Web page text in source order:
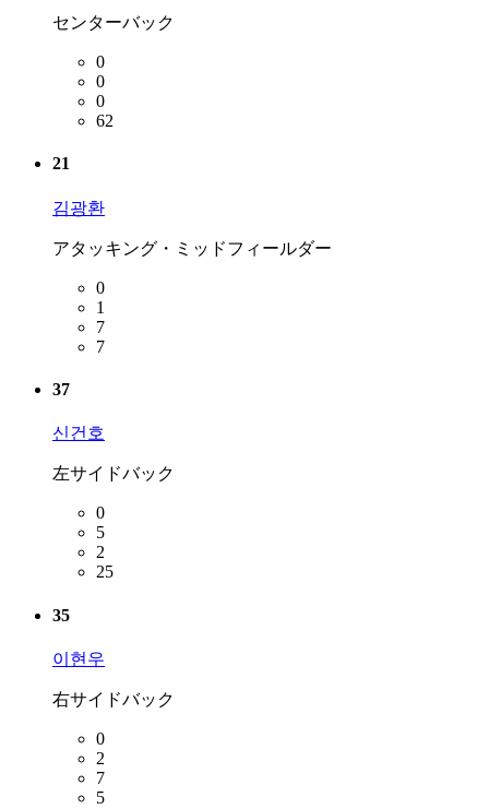
センターバック
0
0
0
62
21
김광환
アタッキング・ミッドフィールダー
0
1
7
7
37
신건호
左サイドバック
0
5
2
25
35
이현우
右サイドバック
0
2
7
5